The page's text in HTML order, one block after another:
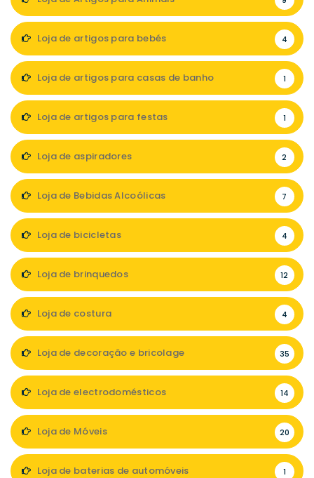
Loja de artigos para bebés 4
Loja de artigos para casas de banho 1
Loja de artigos para festas 1
Loja de aspiradores 2
Loja de Bebidas Alcoólicas 7
Loja de bicicletas 4
Loja de brinquedos 12
Loja de costura 4
Loja de decoração e bricolage 35
Loja de electrodomésticos 14
Loja de Móveis 20
Loja de baterias de automóveis 1